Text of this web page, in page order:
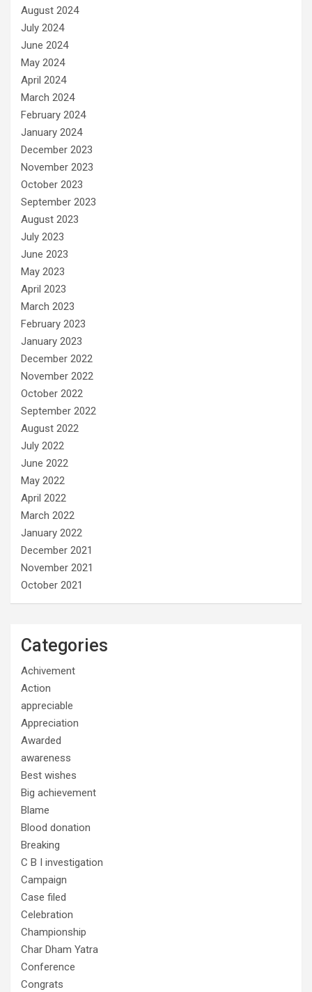
August 2024
July 2024
June 2024
May 2024
April 2024
March 2024
February 2024
January 2024
December 2023
November 2023
October 2023
September 2023
August 2023
July 2023
June 2023
May 2023
April 2023
March 2023
February 2023
January 2023
December 2022
November 2022
October 2022
September 2022
August 2022
July 2022
June 2022
May 2022
April 2022
March 2022
January 2022
December 2021
November 2021
October 2021
Categories
Achivement
Action
appreciable
Appreciation
Awarded
awareness
Best wishes
Big achievement
Blame
Blood donation
Breaking
C B I investigation
Campaign
Case filed
Celebration
Championship
Char Dham Yatra
Conference
Congrats